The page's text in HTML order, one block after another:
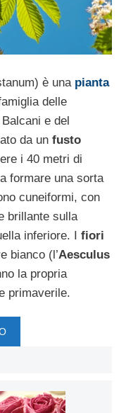
è una pianta
delle
e del
da un fusto
i 40 metri di
formare una sorta
cuneiformi, con
brillante sulla
inferiore. I fiori
bianco (l’Aesculus
la propria
primaverile.